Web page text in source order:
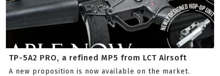
TP-5A2 PRO, a refined MP5 from LCT Airsoft
A new proposition is now available on the market.